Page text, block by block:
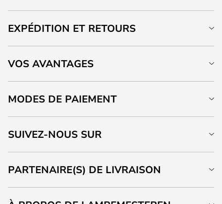
EXPÉDITION ET RETOURS
VOS AVANTAGES
MODES DE PAIEMENT
SUIVEZ-NOUS SUR
PARTENAIRE(S) DE LIVRAISON